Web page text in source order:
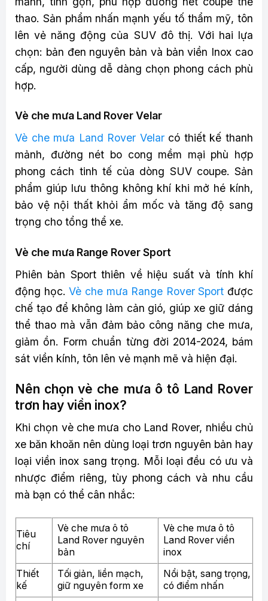
thao. Sản phẩm nhấn mạnh yếu tố thẩm mỹ, tôn
lên vẻ năng động của SUV đô thị. Với hai lựa
chọn: bản đen nguyên bản và bản viền Inox cao
cấp, người dùng dễ dàng chọn phong cách phù
hợp.
Vè che mưa Land Rover Velar
Vè che mưa Land Rover Velarcó thiết kế thanh
mảnh, đường nét bo cong mềm mại phù hợp
phong cách tinh tế của dòng SUV coupe. Sản
phẩm giúp lưu thông không khí khi mở hé kính,
bảo vệ nội thất khỏi ẩm mốc và tăng độ sang
trọng cho tổng thể xe.
Vè che mưa Range Rover Sport
Phiên bản Sport thiên về hiệu suất và tính khí
động học.Vè che mưa Range Rover Sport được
chế tạo để không làm cản gió, giúp xe giữ dáng
thể thao mà vẫn đảm bảo công năng che mưa,
giảm ồn. Form chuẩn từng đời 2014-2024, bám
sát viền kính, tôn lên vẻ mạnh mẽ và hiện đại.
Nên chọn vè che mưa ô tô Land Rover
trơn hay viền inox?
Khi chọn vè che mưa cho Land Rover, nhiều chủ
xe băn khoăn nên dùng loại trơn nguyên bản hay
loại viền inox sang trọng. Mỗi loại đều có ưu và
nhược điểm riêng, tùy phong cách và nhu cầu
mà bạn có thể cân nhắc:
Tiêu
chí
Vè che mưa ô tô
Land Rover nguyên
bản
Vè che mưa ô tô
Land Rover viền
inox
Thiết
kế
Tối giản, liền mạch,
giữ nguyên form xe
Nổi bật, sang trọng,
có điểm nhấn